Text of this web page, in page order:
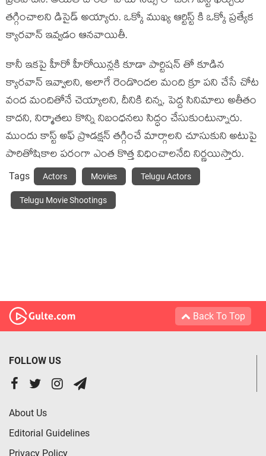
తగ్గించాలని డిసైడ్ అయ్యారు. ఒక్కో ముఖ్య ఆర్టిస్ట్ కి ఒక్కో ప్రత్యేక
క్యారవాన్ ఇవ్వడం ఆనవాయితీ.
కానీ ఇకపై హీరో హీరోయిన్లకి కూడా పార్టిషన్ తో కూడిన
క్యారవాన్ ఇవ్వాలని, అలాగే రెండొందల మంది క్రూ పని చేసే చోట
వంద మందితోనే చెయ్యాలని, దీనికి చిన్న, పెద్ద సినిమాలు అతీతం
కాదని, నిర్మాతలు కొన్ని నిబంధనలు సిద్ధం చేసుకుంటున్నారు.
ముందు కాస్ట్ అఫ్ ప్రొడక్షన్ తగ్గించే మార్గాలని చూసుకుని అటుపై
పారితోషికాల పరంగా ఎంత కొత్త విధించాలనేది నిర్ణయిస్తారు.
Tags Actors Movies Telugu Actors
Telugu Movie Shootings
Back To Top
FOLLOW US
About Us
Editorial Guidelines
Privacy Policy